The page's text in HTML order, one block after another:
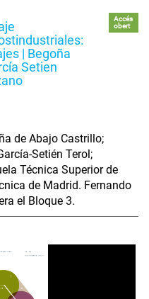
| Begoña
Setien
Accés
obert
de Abajo Castrillo;
Setién Terol;
Técnica Superior de
de Madrid. Fernando
el Bloque 3.